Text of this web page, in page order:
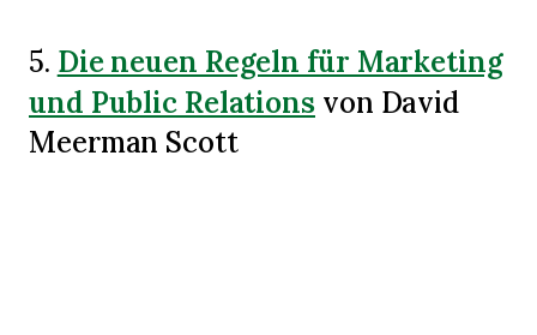
5. Die neuen Regeln für Marketing
und Public Relations von David
Meerman Scott